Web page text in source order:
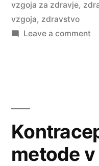
vzgoja za zdravje,
vzgoja, zdravstvo
Leave a commenton
metode